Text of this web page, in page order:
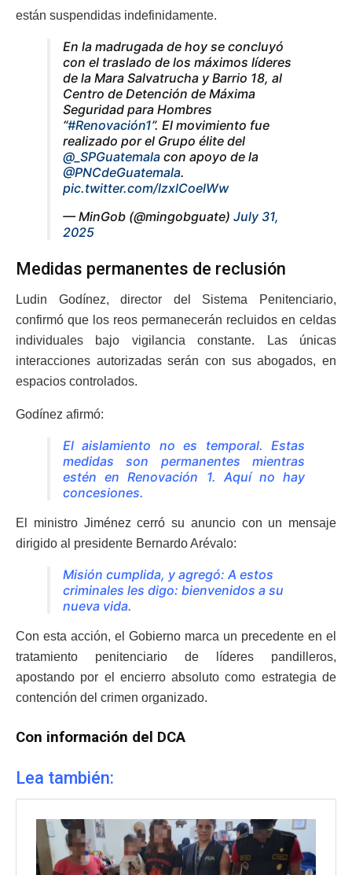
están suspendidas indefinidamente.
En la madrugada de hoy se concluyó
con el traslado de los máximos líderes
de la Mara Salvatrucha y Barrio 18, al
Centro de Detención de Máxima
Seguridad para Hombres
“#Renovación1”. El movimiento fue
realizado por el Grupo élite del
@_SPGuatemala con apoyo de la
@PNCdeGuatemala.
pic.twitter.com/lzxlCoelWw
— MinGob (@mingobguate) July 31,
2025
Medidas permanentes de reclusión
Ludin Godínez, director del Sistema Penitenciario,
confirmó que los reos permanecerán recluidos en celdas
individuales bajo vigilancia constante. Las únicas
interacciones autorizadas serán con sus abogados, en
espacios controlados.
Godínez afirmó:
El aislamiento no es temporal. Estas
medidas son permanentes mientras
estén en Renovación 1. Aquí no hay
concesiones.
El ministro Jiménez cerró su anuncio con un mensaje
dirigido al presidente Bernardo Arévalo:
Misión cumplida, y agregó: A estos
criminales les digo: bienvenidos a su
nueva vida.
Con esta acción, el Gobierno marca un precedente en el
tratamiento penitenciario de líderes pandilleros,
apostando por el encierro absoluto como estrategia de
contención del crimen organizado.
Con información del DCA
Lea también: